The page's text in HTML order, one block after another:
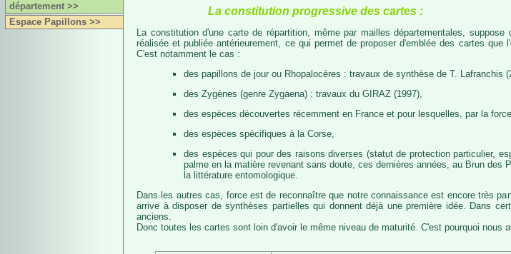
département >>
Espace Papillons >>
La constitution progressive des cartes :
La constitution d'une carte de répartition, même par mailles départementales,
réalisée et publiée antérieurement, ce qui permet de proposer d'emblée des cartes
C'est notamment le cas :
des papillons de jour ou Rhopalocères : travaux de synthèse de T. Lafranchis
des Zygènes (genre Zygaena) : travaux du GIRAZ (1997),
des espèces découvertes récemment en France et pour lesquelles, par la
des espèces spécifiques à la Corse,
des espèces qui pour des raisons diverses (statut de protection particulier,
palme en la matière revenant sans doute, ces dernières années, au Brun des
la littérature entomologique.
Dans les autres cas, force est de reconnaître que notre connaissance est encore très
arrive à disposer de synthèses partielles qui donnent déjà une première idée. Dans
anciens.
Donc toutes les cartes sont loin d'avoir le même niveau de maturité. C'est pourquoi nous